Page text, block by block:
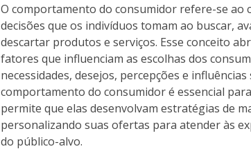
O comportamento do consumidor refere-se ao
decisões que os indivíduos tomam ao buscar,
descartar produtos e serviços. Esse conceito
fatores que influenciam as escolhas dos
necessidades, desejos, percepções e
comportamento do consumidor é essencial
permite que elas desenvolvam estratégias de
personalizando suas ofertas para atender às
do público-alvo.